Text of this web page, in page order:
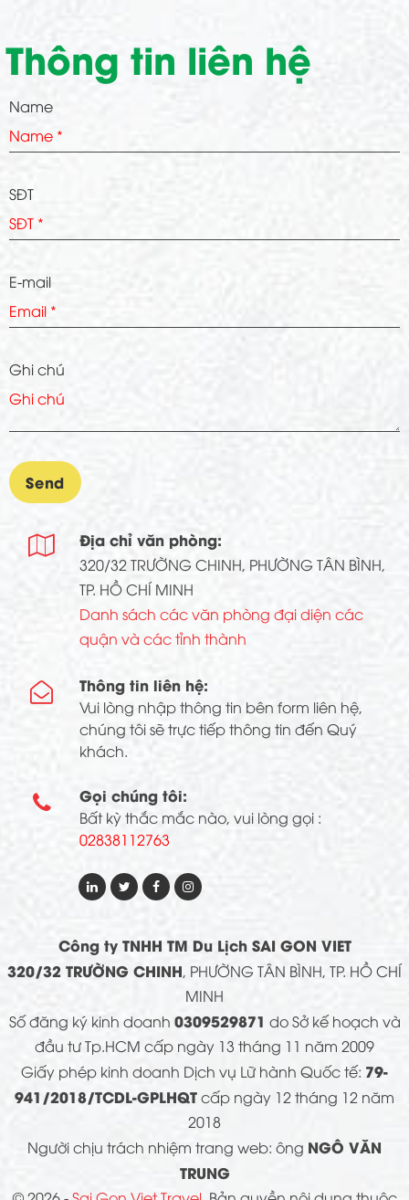
Thông tin liên hệ
Name
SĐT
E-mail
Ghi chú
 Địa chỉ văn phòng:
320/32 TRƯỜNG CHINH, PHƯỜNG TÂN BÌNH,
TP. HỒ CHÍ MINH
Danh sách các văn phòng đại diện các
quận và các tỉnh thành
 Thông tin liên hệ:
Vui lòng nhập thông tin bên form liên hệ,
chúng tôi sẽ trực tiếp thông tin đến Quý
khách.
 Gọi chúng tôi:
Bất kỳ thắc mắc nào, vui lòng gọi :
02838112763
Công ty TNHH TM Du Lịch SAI GON VIET
320/32 TRƯỜNG CHINH, PHƯỜNG TÂN BÌNH, TP. HỒ CHÍ
MINH
Số đăng ký kinh doanh 0309529871 do Sở kế hoạch và
đầu tư Tp.HCM cấp ngày 13 tháng 11 năm 2009
Giấy phép kinh doanh Dịch vụ Lữ hành Quốc tế: 79-
941/2018/TCDL-GPLHQTcấp ngày 12 tháng 12 năm
2018
Người chịu trách nhiệm trang web: ông NGÔ VĂN
TRUNG